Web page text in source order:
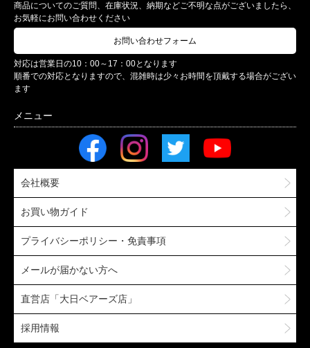
商品についてのご質問、在庫状況、納期などご不明な点がございましたら、
お気軽にお問い合わせください
お問い合わせフォーム
対応は営業日の10：00～17：00となります
順番での対応となりますので、混雑時は少々お時間を頂戴する場合がござい
ます
会社概要
お買い物ガイド
プライバシーポリシー・免責事項
メールが届かない方へ
直営店「大日ベアーズ店」
採用情報